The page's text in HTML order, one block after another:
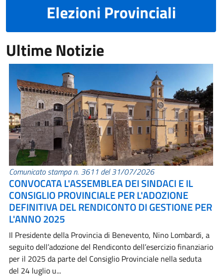
Elezioni Provinciali
Ultime Notizie
Comunicato stampa n. 3611 del 31/07/2026
CONVOCATA L'ASSEMBLEA DEI SINDACI E IL
CONSIGLIO PROVINCIALE PER L'ADOZIONE
DEFINITIVA DEL RENDICONTO DI GESTIONE PER
L'ANNO 2025
Il Presidente della Provincia di Benevento, Nino Lombardi, a
seguito dell’adozione del Rendiconto dell’esercizio finanziario
per il 2025 da parte del Consiglio Provinciale nella seduta
del 24 luglio u...